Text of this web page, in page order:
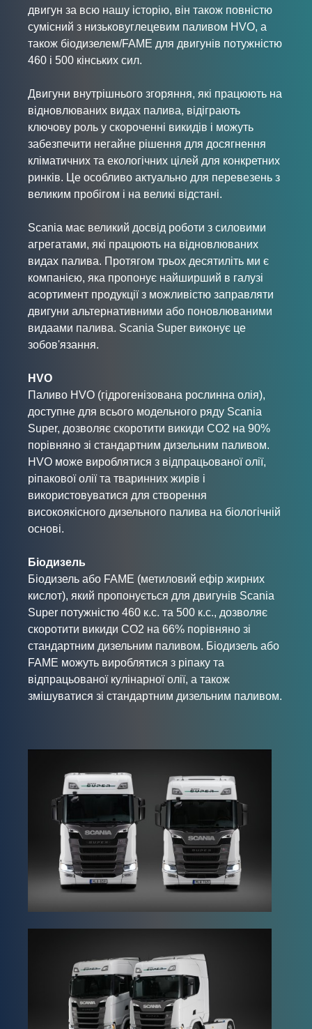
двигун за всю нашу історію, він також повністю
сумісний з низьковуглецевим паливом HVO, а
також біодизелем/FAME для двигунів потужністю
460 і 500 кінських сил.
Двигуни внутрішнього згоряння, які працюють на
відновлюваних видах палива, відіграють
ключову роль у скороченні викидів і можуть
забезпечити негайне рішення для досягнення
кліматичних та екологічних цілей для конкретних
ринків. Це особливо актуально для перевезень з
великим пробігом і на великі відстані.
Scania має великий досвід роботи з силовими
агрегатами, які працюють на відновлюваних
видах палива. Протягом трьох десятиліть ми є
компанією, яка пропонує найширший в галузі
асортимент продукції з можливістю заправляти
двигуни альтернативними або поновлюваними
видаами палива. Scania Super виконує це
зобов'язання.
HVO
Паливо HVO (гідрогенізована рослинна олія),
доступне для всього модельного ряду Scania
Super, дозволяє скоротити викиди CO2 на 90%
порівняно зі стандартним дизельним паливом.
HVO може вироблятися з відпрацьованої олії,
ріпакової олії та тваринних жирів і
використовуватися для створення
високоякісного дизельного палива на біологічній
основі.
Біодизель
Біодизель або FAME (метиловий ефір жирних
кислот), який пропонується для двигунів Scania
Super потужністю 460 к.с. та 500 к.с., дозволяє
скоротити викиди CO2 на 66% порівняно зі
стандартним дизельним паливом. Біодизель або
FAME можуть вироблятися з ріпаку та
відпрацьованої кулінарної олії, а також
змішуватися зі стандартним дизельним паливом.